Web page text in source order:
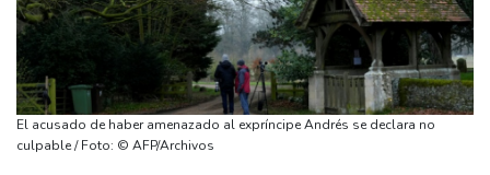
El acusado de haber amenazado al expríncipe Andrés se declara no
culpable / Foto: © AFP/Archivos